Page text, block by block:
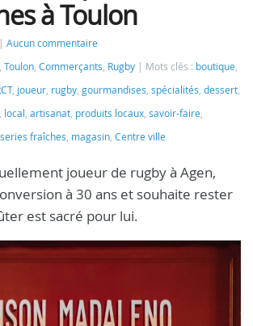
à Toulon
Aucun commentaire
, Toulon, Commerçants, Rugby Mots clés : boutique,
, joueur, rugby, gourmandises, spécialités, dessert,
, local , artisanat, produits locaux, savoir-faire,
fraîches, magasin, Centre ville
joueur de rugby à Agen,
à 30 ans et souhaite rester
est sacré pour lui.